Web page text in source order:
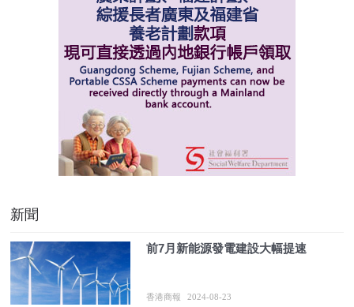
新聞
前7月新能源發電建設大幅提速
香港商報 2024-08-23